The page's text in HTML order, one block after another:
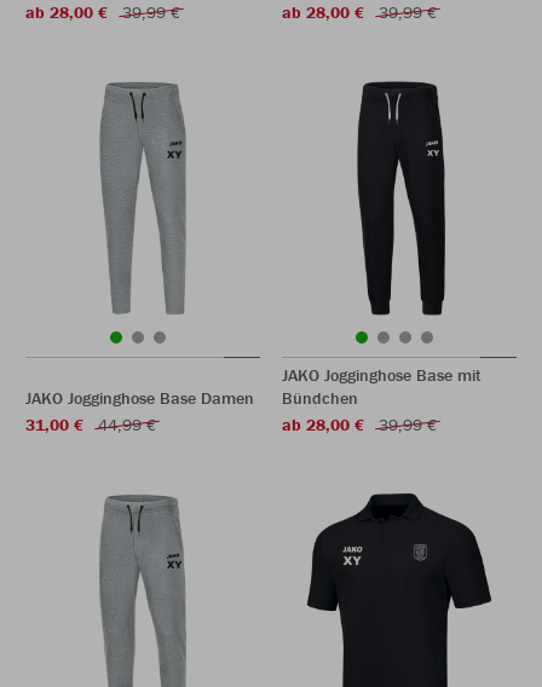
ab 28,00 €
39,99 €
ab 28,00 €
39,99 €
JAKO Jogginghose Base Damen
31,00 €
44,99 €
JAKO Jogginghose Base mit
Bündchen
ab 28,00 €
39,99 €